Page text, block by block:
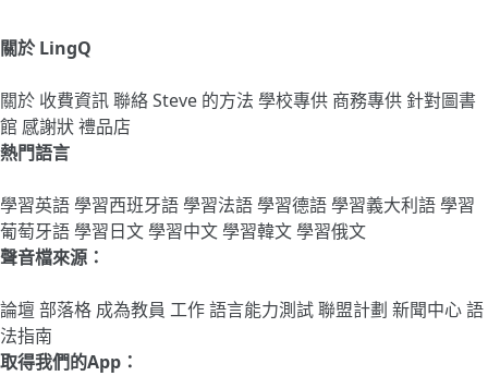
關於 LingQ
關於 收費資訊聯絡Steve 的方法 學校專供 商務專供 針對圖書
館 感謝狀禮品店
熱門語言
學習英語學習西班牙語學習法語學習德語學習義大利語學習
葡萄牙語學習日文學習中文學習韓文學習俄文
聲音檔來源：
論壇部落格 成為教員 工作語言能力測試聯盟計劃 新聞中心語
法指南
取得我們的App：